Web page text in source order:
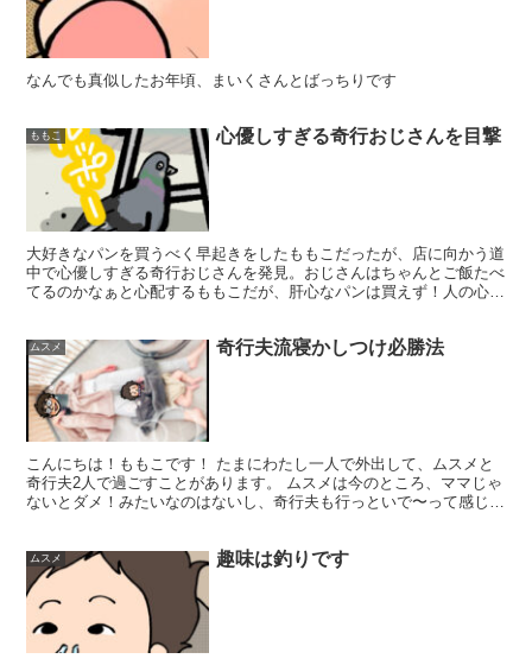
なんでも真似したお年頃、まいくさんとばっちりです
ももこ 心優しすぎる奇行おじさんを目撃
大好きなパンを買うべく早起きをしたももこだったが、店に向かう道
中で心優しすぎる奇行おじさんを発見。おじさんはちゃんとご飯たべ
てるのかなぁと心配するももこだが、肝心なパンは買えず！人の心配
ムスメ 奇行夫流寝かしつけ必勝法
こんにちは！ももこです！ たまにわたし一人で外出して、ムスメと
奇行夫2人で過ごすことがあります。 ムスメは今のところ、ママじゃ
ないとダメ！みたいなのはないし、奇行夫も行っといで〜って感じな
ムスメ 趣味は釣りです